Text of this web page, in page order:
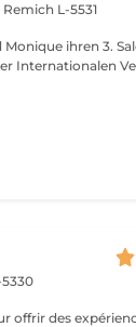
Remich L-5531
Monique ihren 3.
offrir des